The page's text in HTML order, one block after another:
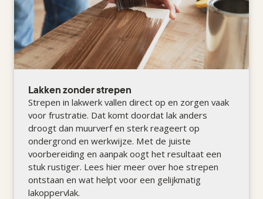
Lakken zonder strepen
Strepen in lakwerk vallen direct op en zorgen vaak
voor frustratie. Dat komt doordat lak anders
droogt dan muurverf en sterk reageert op
ondergrond en werkwijze. Met de juiste
voorbereiding en aanpak oogt het resultaat een
stuk rustiger. Lees hier meer over hoe strepen
ontstaan en wat helpt voor een gelijkmatig
lakoppervlak.